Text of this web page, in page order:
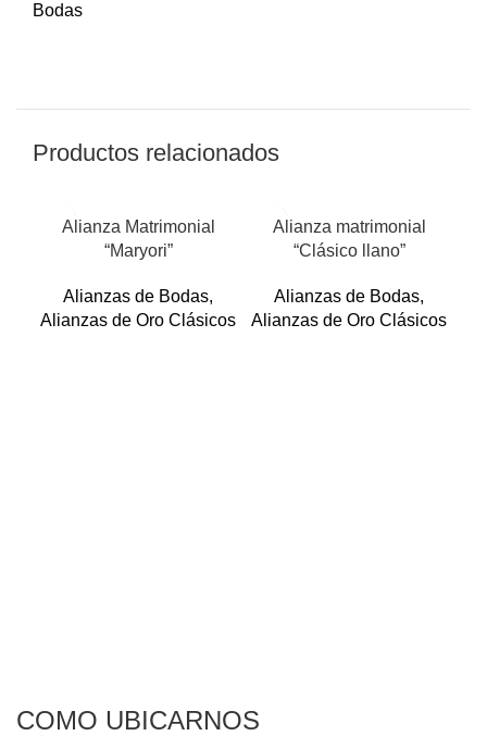
Bodas
Productos relacionados
Alianza Matrimonial
“Maryori”
Alianzas de Bodas,
Alianzas de Oro Clásicos
Alianza matrimonial
“Clásico llano”
Alianzas de Bodas,
Alianzas de Oro Clásicos
COMO UBICARNOS